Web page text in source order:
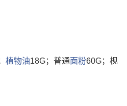
植物油18G；普通面粉60G；枧